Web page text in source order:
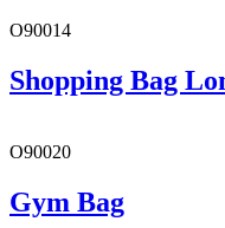
O90014
Shopping Bag
O90020
Gym Bag